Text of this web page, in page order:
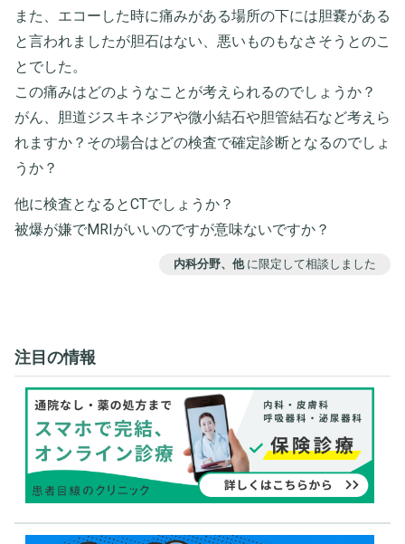
また、エコーした時に痛みがある場所の下には胆嚢がある
と言われましたが胆石はない、悪いものもなさそうとのこ
とでした。
この痛みはどのようなことが考えられるのでしょうか？
がん、胆道ジスキネジアや微小結石や胆管結石など考えら
れますか？その場合はどの検査で確定診断となるのでしょ
うか？
他に検査となるとCTでしょうか？
被爆が嫌でMRIがいいのですが意味ないですか？
内科分野、他 に限定して相談しました
注目の情報